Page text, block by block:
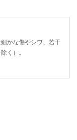
かな傷やシワ、若干
く）。